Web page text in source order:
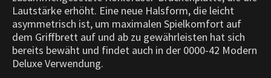
Lautstärke erhöht. Eine neue Halsform, die leicht
asymmetrisch ist, um maximalen Spielkomfort auf
dem Griffbrett auf und ab zu gewährleisten hat sich
bereits bewäht und findet auch in der 0000-42 Modern
Deluxe Verwendung.